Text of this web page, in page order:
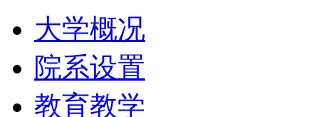
大学概况
院系设置
教育教学